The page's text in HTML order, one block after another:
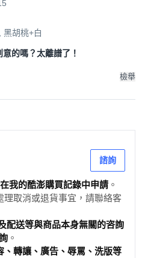
黑胡桃+白
的嗎？太離譜了！
檢舉
諮詢
我的酷澎購買記錄中申請 。
理取消或退貨事宜，請聯絡客
配送等與商品本身無關的咨詢
。
、轉讓、廣告、辱罵、洗版等